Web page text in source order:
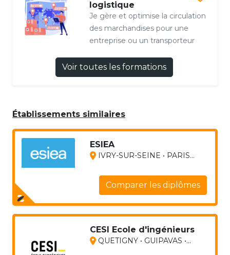
logistique
Je gère et optimise la circulation
des marchandises pour une
entreprise ou un transporteur
Voir toutes les formations
Établissements similaires
ESIEA
IVRY-SUR-SEINE • PARIS...
Comparer les diplômes
CESI Ecole d'ingénieurs
QUETIGNY • GUIPAVAS •...